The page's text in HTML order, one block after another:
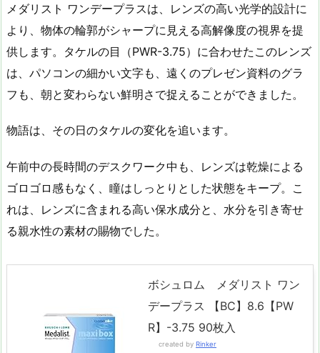
メダリスト ワンデープラスは、レンズの高い光学的設計に
より、物体の輪郭がシャープに見える高解像度の視界を提
供します。タケルの目（PWR-3.75）に合わせたこのレンズ
は、パソコンの細かい文字も、遠くのプレゼン資料のグラ
フも、朝と変わらない鮮明さで捉えることができました。
物語は、その日のタケルの変化を追います。
午前中の長時間のデスクワーク中も、レンズは乾燥による
ゴロゴロ感もなく、瞳はしっとりとした状態をキープ。こ
れは、レンズに含まれる高い保水成分と、水分を引き寄せ
る親水性の素材の賜物でした。
ボシュロム メダリスト ワン
デープラス 【BC】8.6【PW
R】-3.75 90枚入
created by Rinker